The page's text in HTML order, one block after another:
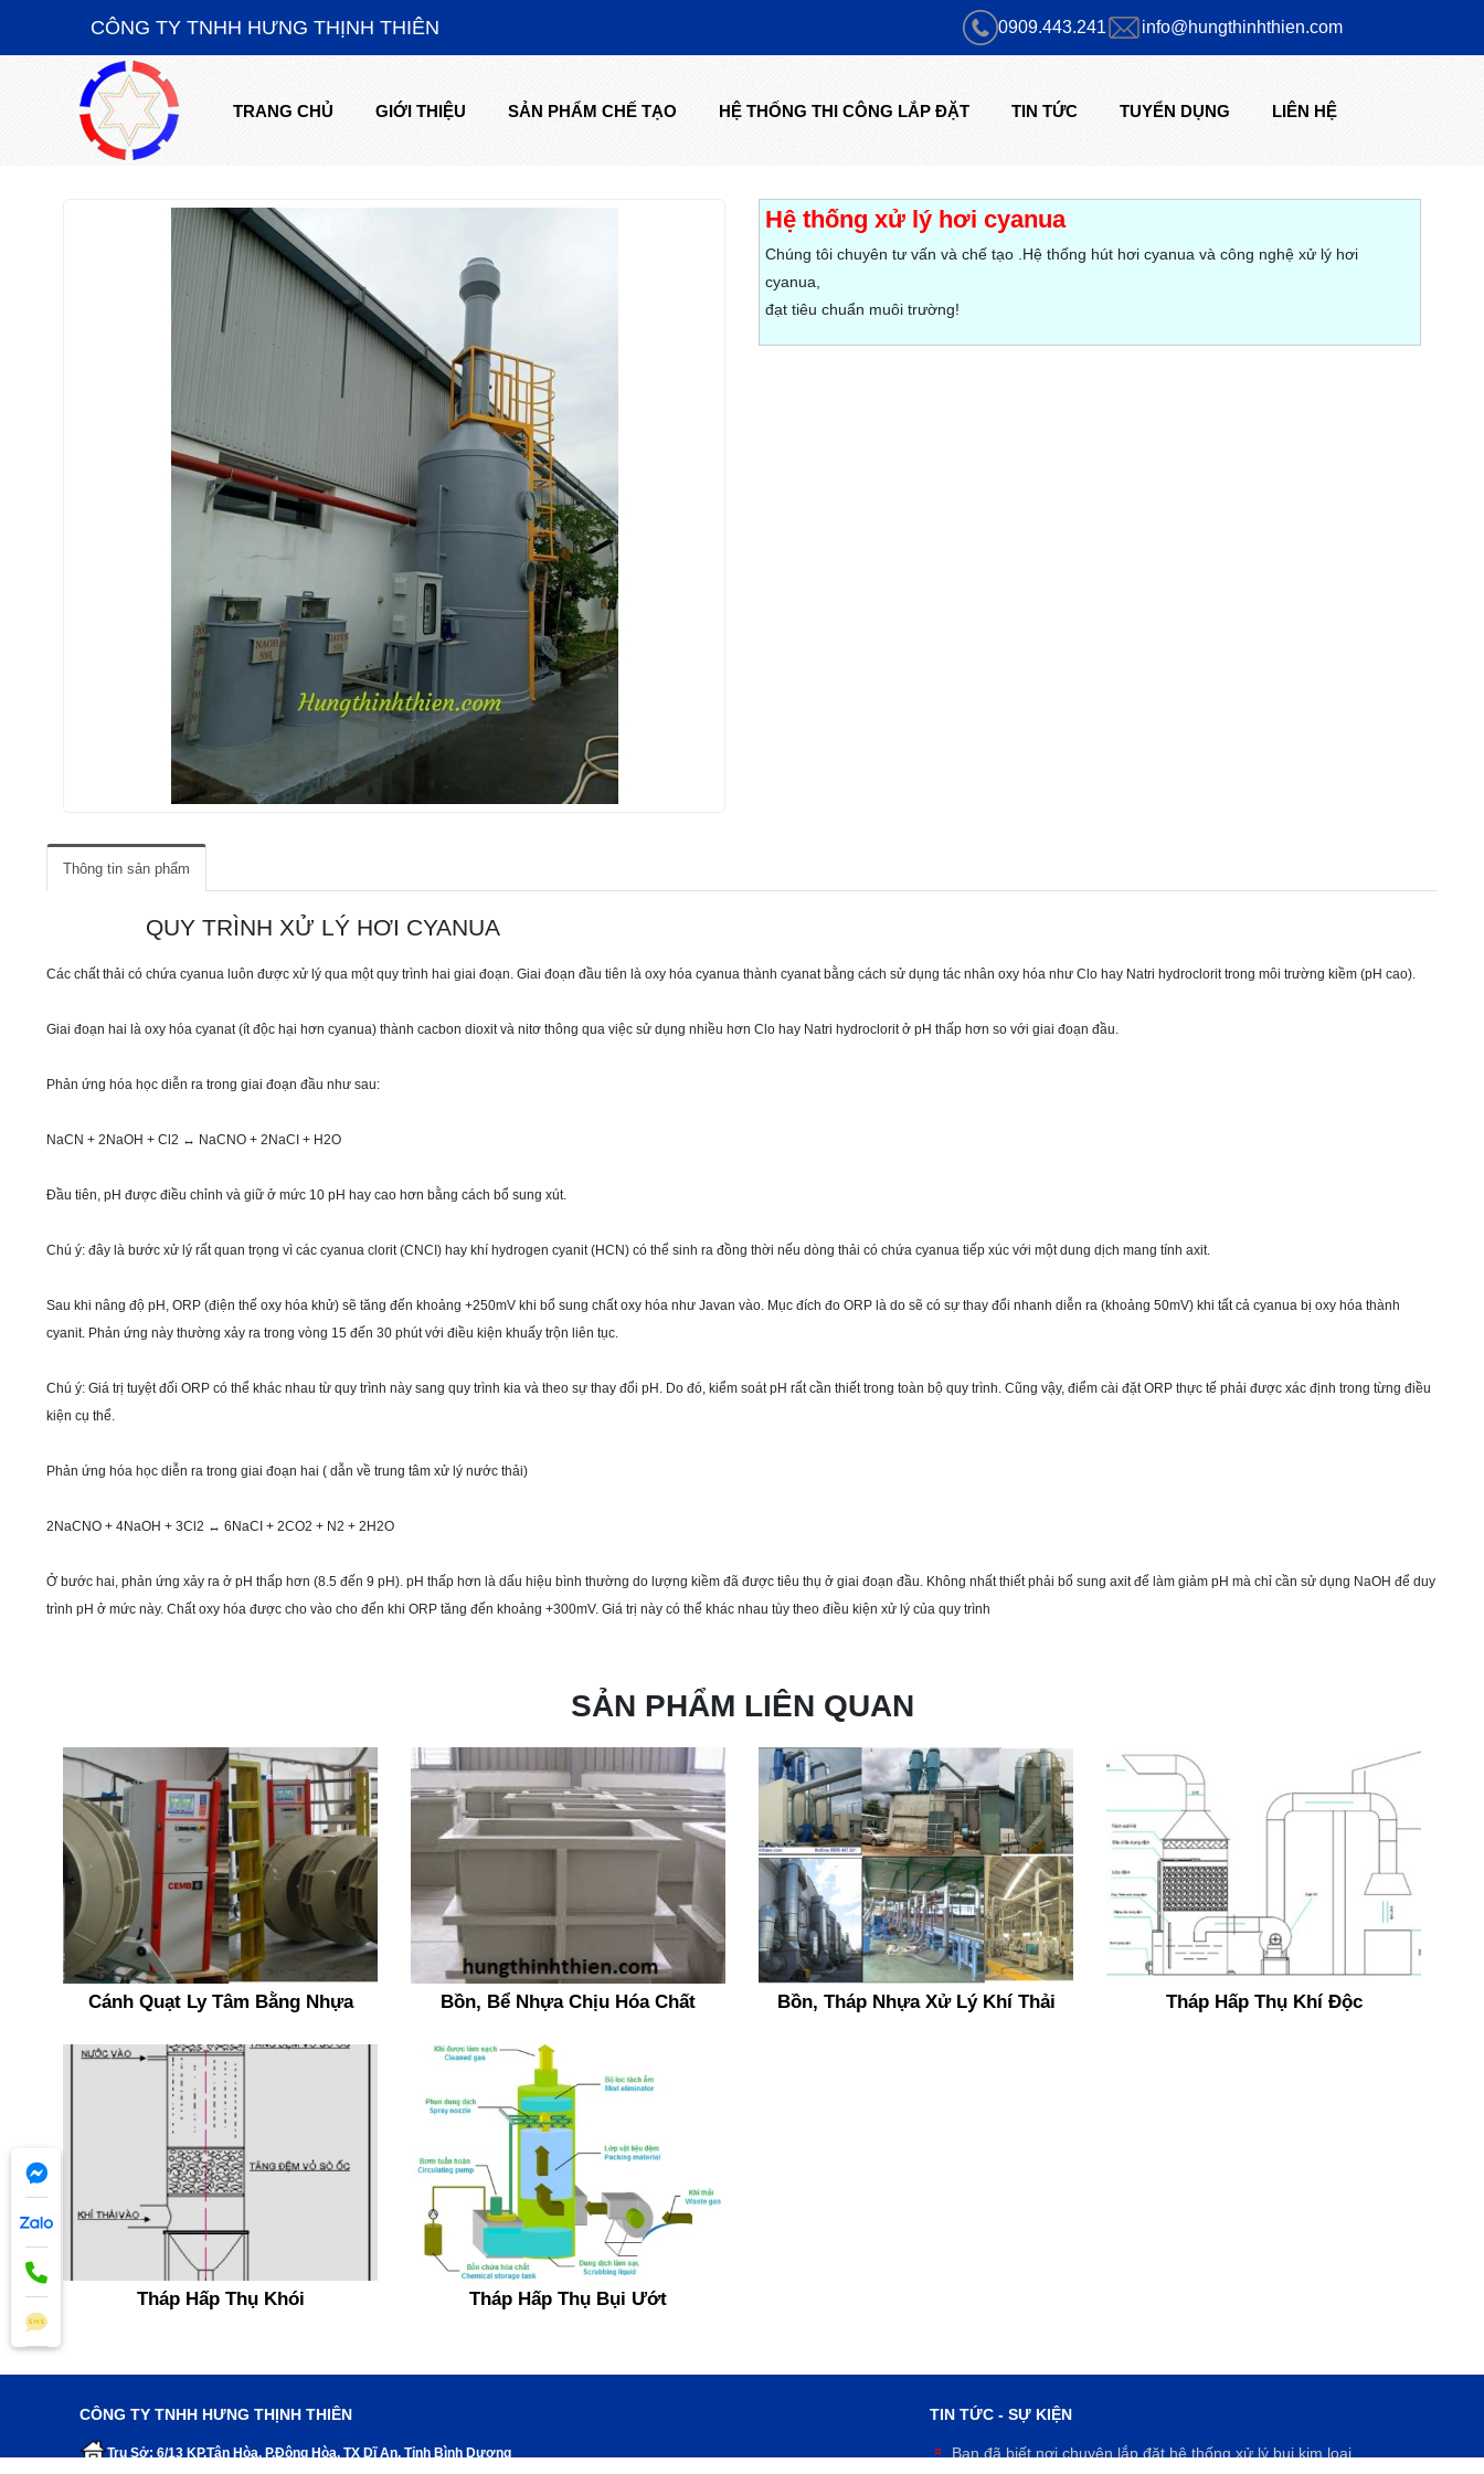
CÔNG TY TNHH HƯNG THỊNH THIÊN 0909.443.241 info@hungthinhthien.com
TRANG CHỦ GIỚI THIỆU SẢN PHẨM CHẾ TẠO HỆ THỐNG THI CÔNG LẮP ĐẶT TIN TỨC TUYỂN DỤNG LIÊN HỆ
Hệ thống xử lý hơi cyanua
Chúng tôi chuyên tư vấn và chế tạo .Hệ thống hút hơi cyanua và công nghệ xử lý hơi
cyanua,
đạt tiêu chuẩn muôi trường!
Thông tin sản phẩm
QUY TRÌNH XỬ LÝ HƠI CYANUA
Các chất thải có chứa cyanua luôn được xử lý qua một quy trình hai giai đoạn. Giai đoạn đầu tiên là oxy hóa cyanua thành cyanat bằng cách sử dụng tác nhân oxy hóa như Clo hay Natri hydroclorit trong môi trường kiềm (pH cao).
Giai đoạn hai là oxy hóa cyanat (ít độc hại hơn cyanua) thành cacbon dioxit và nitơ thông qua việc sử dụng nhiều hơn Clo hay Natri hydroclorit ở pH thấp hơn so với giai đoạn đầu.
Phản ứng hóa học diễn ra trong giai đoạn đầu như sau:
NaCN + 2NaOH + Cl2 ↔ NaCNO + 2NaCI + H2O
Đầu tiên, pH được điều chỉnh và giữ ở mức 10 pH hay cao hơn bằng cách bổ sung xút.
Chú ý: đây là bước xử lý rất quan trọng vì các cyanua clorit (CNCI) hay khí hydrogen cyanit (HCN) có thể sinh ra đồng thời nếu dòng thải có chứa cyanua tiếp xúc với một dung dịch mang tính axit.
Sau khi nâng độ pH, ORP (điện thế oxy hóa khử) sẽ tăng đến khoảng +250mV khi bổ sung chất oxy hóa như Javan vào. Mục đích đo ORP là do sẽ có sự thay đổi nhanh diễn ra (khoảng 50mV) khi tất cả cyanua bị oxy hóa thành
cyanit. Phản ứng này thường xảy ra trong vòng 15 đến 30 phút với điều kiện khuấy trộn liên tục.
Chú ý: Giá trị tuyệt đối ORP có thể khác nhau từ quy trình này sang quy trình kia và theo sự thay đổi pH. Do đó, kiểm soát pH rất cần thiết trong toàn bộ quy trình. Cũng vậy, điểm cài đặt ORP thực tế phải được xác định trong từng điều
kiện cụ thể.
Phản ứng hóa học diễn ra trong giai đoạn hai ( dẫn về trung tâm xử lý nước thải)
2NaCNO + 4NaOH + 3Cl2 ↔ 6NaCI + 2CO2 + N2 + 2H2O
Ở bước hai, phản ứng xảy ra ở pH thấp hơn (8.5 đến 9 pH). pH thấp hơn là dấu hiệu bình thường do lượng kiềm đã được tiêu thụ ở giai đoạn đầu. Không nhất thiết phải bổ sung axit để làm giảm pH mà chỉ cần sử dụng NaOH để duy
trình pH ở mức này. Chất oxy hóa được cho vào cho đến khi ORP tăng đến khoảng +300mV. Giá trị này có thể khác nhau tùy theo điều kiện xử lý của quy trình
SẢN PHẨM LIÊN QUAN
Cánh Quạt Ly Tâm Bằng Nhựa Bồn, Bể Nhựa Chịu Hóa Chất Bồn, Tháp Nhựa Xử Lý Khí Thải Tháp Hấp Thụ Khí Độc
Tháp Hấp Thụ Khói Tháp Hấp Thụ Bụi Ướt
CÔNG TY TNHH HƯNG THỊNH THIÊN
Trụ Sở: 6/13 KP.Tân Hòa, P.Đông Hòa, TX Dĩ An, Tỉnh Bình Dương
TIN TỨC - SỰ KIỆN
Bạn đã biết nơi chuyên lắp đặt hệ thống xử lý bụi kim loại